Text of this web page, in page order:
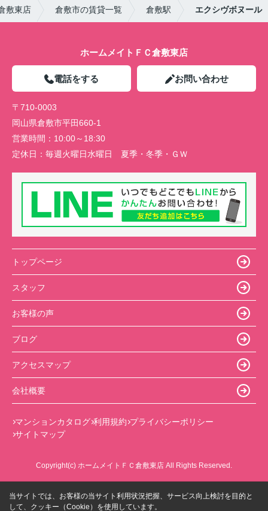
敷東店 倉敷市の賃貸一覧 倉敷駅 エクシヴボヌール
ホームメイトＦＣ倉敷東店
電話をする お問い合わせ
〒710-0003
岡山県倉敷市平田660-1
営業時間： 10:00～18:30
定休日： 毎週火曜日水曜日 夏季・冬季・ＧＷ
トップページ
スタッフ
お客様の声
ブログ
アクセスマップ
会社概要
マンションカタログ 利用規約 プライバシーポリシー
サイトマップ
Copyright(c) ホームメイトＦＣ倉敷東店 All Rights Reserved.
当サイトでは、お客様の当サイト利用状況把握、サービス向上検討を目的と
して、クッキー（Cookie）を使用しています。